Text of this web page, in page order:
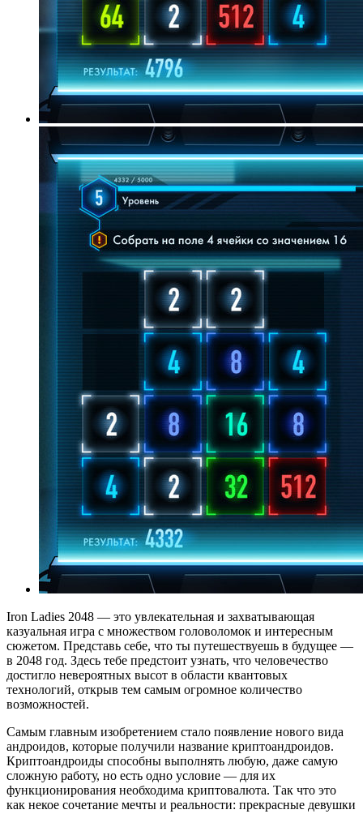
Iron Ladies 2048 — это увлекательная и захватывающая
казуальная игра с множеством головоломок и интересным
сюжетом. Представь себе, что ты путешествуешь в будущее —
в 2048 год. Здесь тебе предстоит узнать, что человечество
достигло невероятных высот в области квантовых
технологий, открыв тем самым огромное количество
возможностей.
Самым главным изобретением стало появление нового вида
андроидов, которые получили название криптоандроидов.
Криптоандроиды способны выполнять любую, даже самую
сложную работу, но есть одно условие — для их
функционирования необходима криптовалюта. Так что это
как некое сочетание мечты и реальности: прекрасные девушки